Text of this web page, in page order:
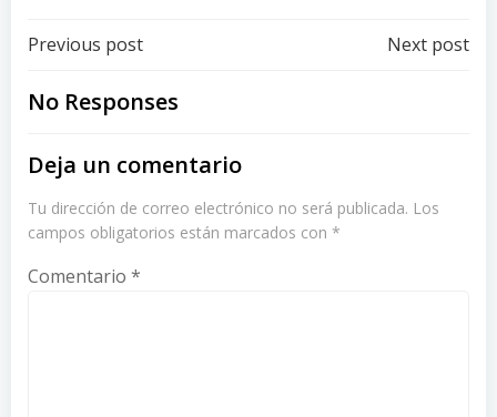
Post
navigation
Previous post Next post
No Responses
Deja un comentario
Tu dirección de correo electrónico no será publicada. Los
campos obligatorios están marcados con *
Comentario *